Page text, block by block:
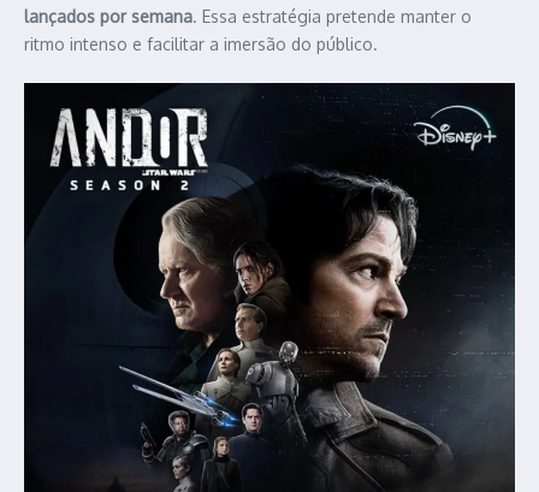
lançados por semana. Essa estratégia pretende manter o
ritmo intenso e facilitar a imersão do público.